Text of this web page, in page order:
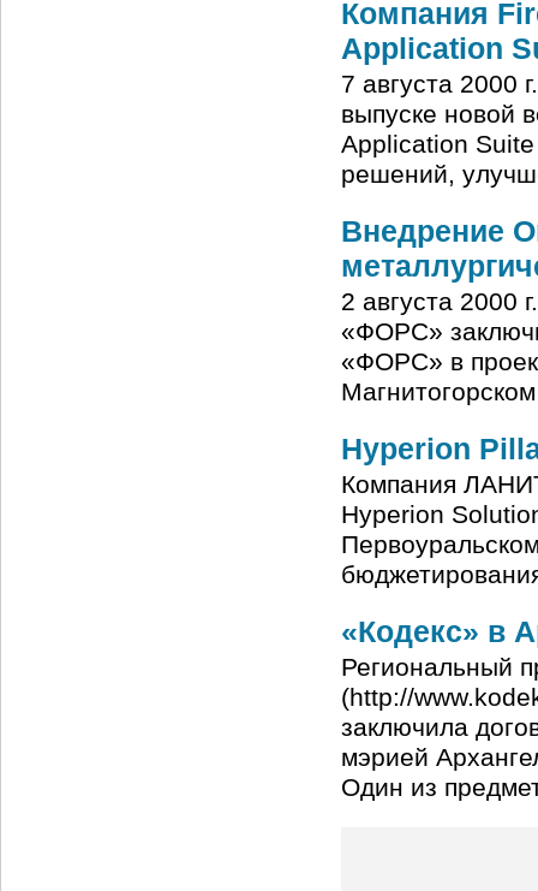
Компания
Application
7 августа 2000
выпуске новой
Application
решений,
Внедрение
2 августа 2000
«ФОРС»
«ФОРС» в
Hyperion
Компания
Hyperion
«Кодекс» в
Региональный
(http://
заключила
мэрией
Один из